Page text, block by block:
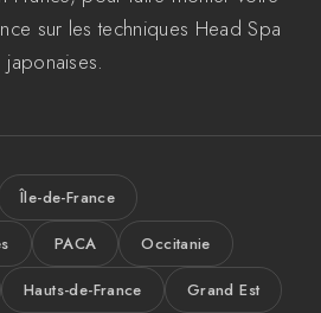
sur les techniques Head Spa
japonaises.
Île-de-France
PACA Occitanie
Hauts-de-France Grand Est